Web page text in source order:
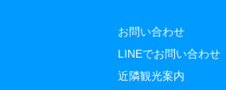
お問い合わせ
LINEでお問い合わせ
近隣観光案内